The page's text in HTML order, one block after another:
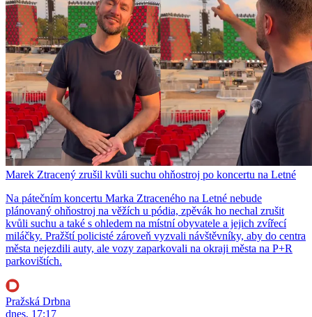
Marek Ztracený zrušil kvůli suchu ohňostroj po koncertu na Letné
Na pátečním koncertu Marka Ztraceného na Letné nebude
plánovaný ohňostroj na věžích u pódia, zpěvák ho nechal zrušit
kvůli suchu a také s ohledem na místní obyvatele a jejich zvířecí
miláčky. Pražští policisté zároveň vyzvali návštěvníky, aby do centra
města nejezdili auty, ale vozy zaparkovali na okraji města na P+R
parkovištích.
Pražská Drbna
dnes, 17:17